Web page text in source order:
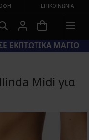
ΕΠΙΚΟΙΝΩΝΊΑ
ΕΚΠΤΩΤΙΚΑ ΜΑΓΙΟ
Midi για